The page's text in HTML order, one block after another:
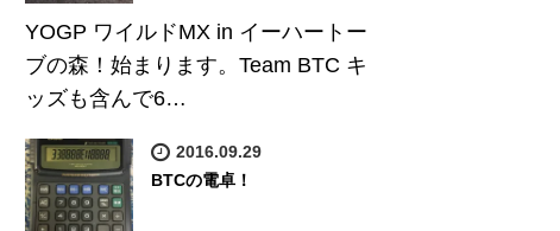
YOGP ワイルドMX in イーハートー
ブの森！始まります。Team BTC キ
ッズも含んで6…
2016.09.29
BTCの電卓！